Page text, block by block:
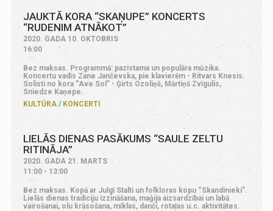
JAUKTĀ KORA “SKAŅUPE” KONCERTS
“RUDENIM ATNĀKOT”
2020. GADA 10. OKTOBRIS
16:00
Bez maksas. Programmā: pazīstama un populāra mūzika.
Koncertu vadīs Zane Jančevska, pie klavierēm - Ritvars Knesis.
Solisti no kora “Ave Sol” - Ģirts Ozoliņš, Mārtiņš Zvīgulis,
Sniedze Kaņepe.
KULTŪRA
KONCERTI
LIELĀS DIENAS PASĀKUMS “SAULE ZELTU
RITINĀJA”
2020. GADA 21. MARTS
11:00 - 13:00
Bez maksas. Kopā ar Julgī Stalti un folkloras kopu “Skandinieki”.
Lielās dienas tradīciju izzināšana, maģija aizsardzībai un labā
vairošanai, olu krāsošana, mīklas, danči, rotaļas u.c. aktivitātes.